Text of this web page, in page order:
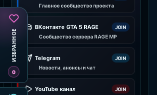
Главное сообщество проекта
ВКонтакте GTA 5 RAGE JOIN
Сообщество сервера RAGE MP
Telegram JOIN
Новости, анонсы и чат
YouTube канал JOIN
ИЗБРАННОЕ
0